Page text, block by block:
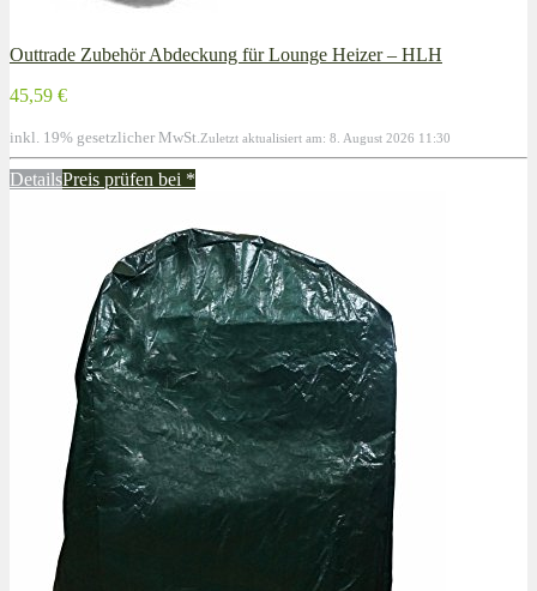
Outtrade Zubehör Abdeckung für Lounge Heizer – HLH
45,59 €
inkl. 19% gesetzlicher MwSt. Zuletzt aktualisiert am: 8. August 2026 11:30
DetailsPreis prüfen bei *